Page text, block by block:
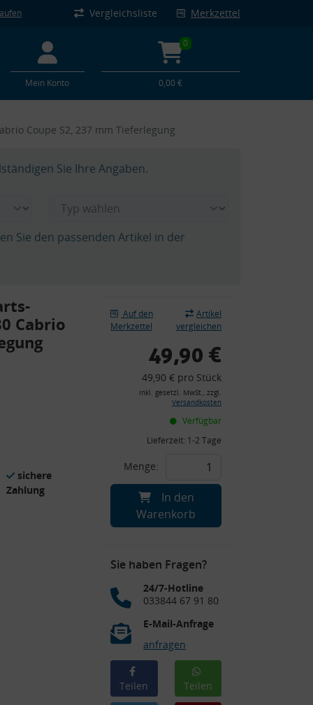
Vergleichsliste Merkzettel
Mein Konto
0
0,00 €
Coupe S2, 237 mm Tieferlegung
Sie Ihre Angaben.
Sie den passenden Artikel in der
Cabrio
sichere
Zahlung
Auf den
Merkzettel
Artikel
vergleichen
49,90 €
49,90 € pro Stück
inkl. gesetzl. MwSt., zzgl.
Versandkosten
Verfügbar
Lieferzeit: 1-2 Tage
Menge:
In den
Warenkorb
Sie haben Fragen?
24/7-Hotline
033844 67 91 80
E-Mail-Anfrage
anfragen
Teilen Teilen